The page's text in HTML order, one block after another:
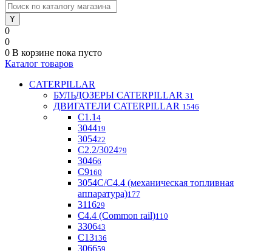
0
0
0 В корзине пока пусто
Каталог товаров
CATERPILLAR
БУЛЬДОЗЕРЫ CATERPILLAR 31
ДВИГАТЕЛИ CATERPILLAR 1546
C1.1 4
304419
305422
С2.2/302479
30466
С9160
3054С/С4.4 (механическая топливная
аппаратура)177
311629
С4.4 (Common rail)110
330643
С13136
306659